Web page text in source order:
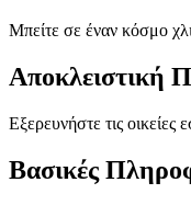
Μπείτε σε έναν κόσμο
Αποκλειστική
Εξερευνήστε τις οικείες
Βασικές